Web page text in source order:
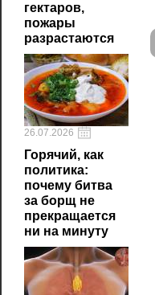
гектаров,
пожары
разрастаются
26.07.2026
Горячий, как
политика:
почему битва
за борщ не
прекращается
ни на минуту